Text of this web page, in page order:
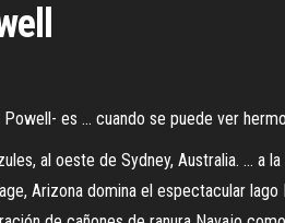
es ... cuando se puede ver
al oeste de Sydney, Australia. ... a
Arizona domina el espectacular